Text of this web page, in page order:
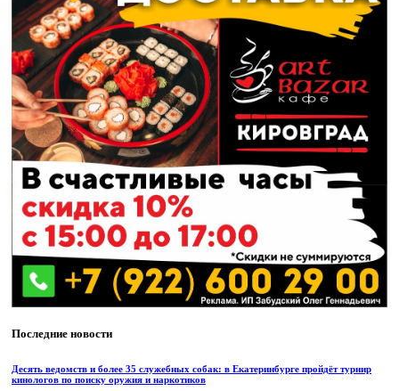
Последние новости
Десять ведомств и более 35 служебных собак: в Екатеринбурге пройдёт турнир
кинологов по поиску оружия и наркотиков